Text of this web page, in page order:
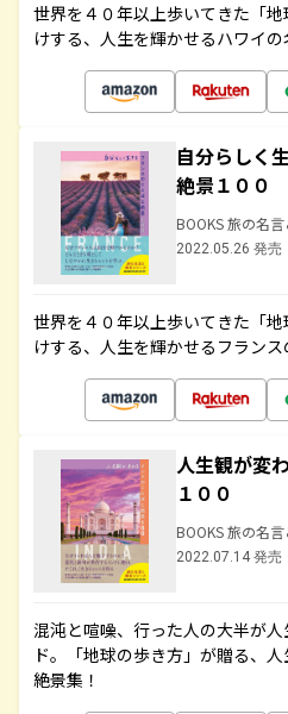
世界を４０年以上歩いてきた「
けする、人生を輝かせるハワイ
自分らしく
絶景１００
BOOKS 旅の名
2022.05.26 発売
世界を４０年以上歩いてきた「
けする、人生を輝かせるフラン
人生観が変
１００
BOOKS 旅の名
2022.07.14 発売
混沌と喧噪、行った人の大半が
ド。「地球の歩き方」が贈る、
絶景集！